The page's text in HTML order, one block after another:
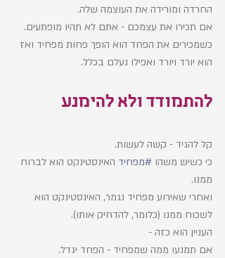
החרדה ומורידה את העוצמה שלה.
אם תכירו את עצמכם - אתם לא תהיו מופתעים.
כשמכירים את הפחד הוא הופך פחות מפחיד ואז
הוא יורד ויורד ואפילו נעלם בכלל.
להתמודד ולא להימנע
קל להגיד - קשה לעשות.
כי כשיש משהו #מפחיד האינסטינקט הוא לברוח
ממנו.
ואחרי שאירוע מפחיד נגמר, האינסטינקט הוא
לשכוח ממנו (כלומר, להדחיק אותו).
העניין הוא כזה -
אם תמנעו ממה שמפחיד - הפחד יגדל.